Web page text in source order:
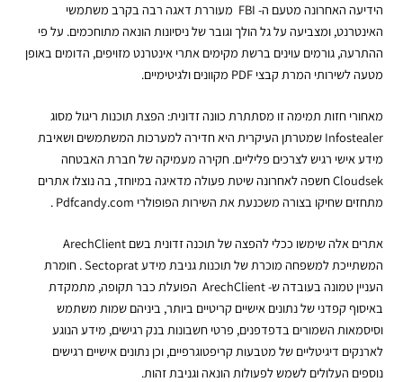
הידיעה האחרונה מטעם ה- FBI מעוררת דאגה רבה בקרב משתמשי
האינטרנט, ומצביעה על גל הולך וגובר של ניסיונות הונאה מתוחכמים. על פי
ההתרעה, גורמים עוינים ברשת מקימים אתרי אינטרנט מזויפים, הדומים באופן
מטעה לשירותי המרת קבצי PDF מקוונים ולגיטימיים.
מאחורי חזות תמימה זו מסתתרת כוונה זדונית: הפצת תוכנות ריגול מסוג
Infostealer שמטרתן העיקרית היא חדירה למערכות המשתמשים ושאיבת
מידע אישי רגיש לצרכים פליליים. חקירה מעמיקה של חברת האבטחה
Cloudsek חשפה לאחרונה שיטת פעולה מדאיגה במיוחד, בה נוצלו אתרים
מתחזים שחיקו בצורה משכנעת את השירות הפופולרי Pdfcandy.com .
אתרים אלה שימשו ככלי להפצה של תוכנה זדונית בשם ArechClient
המשתייכת למשפחה מוכרת של תוכנות גניבת מידע Sectoprat . חומרת
העניין טמונה בעובדה ש- ArechClient הפועלת כבר תקופה, מתמקדת
באיסוף קפדני של נתונים אישיים קריטיים ביותר, ביניהם שמות משתמש
וסיסמאות השמורים בדפדפנים, פרטי חשבונות בנק רגישים, מידע הנוגע
לארנקים דיגיטליים של מטבעות קריפטוגרפיים, וכן נתונים אישיים רגישים
נוספים העלולים לשמש לפעולות הונאה וגניבת זהות.